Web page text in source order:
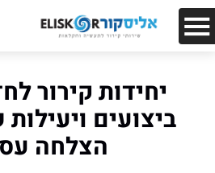
יחידות קירור
ביצועים
הצלחה